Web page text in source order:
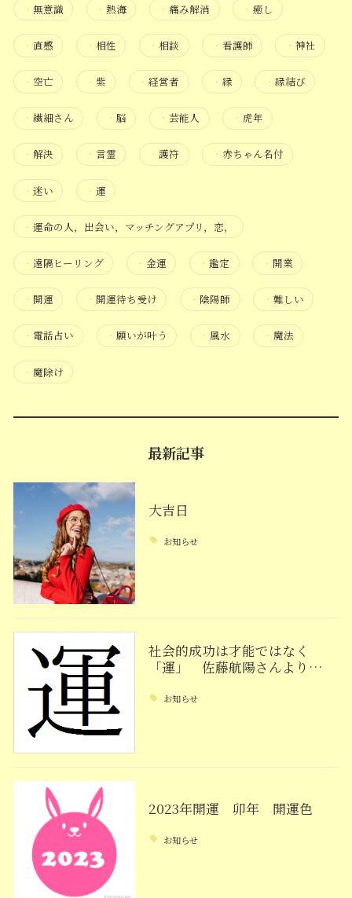
・ 無意識 ・熱海 ・痛み解消 ・ 癒し
・ 直感 ・ 相性 ・ 相談 ・ 看護師 ・ 神社
・ 空亡 ・ 紫 ・経営者 ・ 縁 ・ 縁結び
・ 繊細さん ・脳 ・芸能人 ・ 虎年
・ 解決 ・言霊 ・護符 ・ 赤ちゃん名付
・ 迷い ・運
・ 運命の人，出会い，マッチングアプリ，恋，
・ 遠隔ヒーリング ・ 金運 ・鑑定 ・ 開業
・ 開運 ・ 開運待ち受け ・ 陰陽師 ・ 難しい
・ 電話占い ・願いが叶う ・ 風水 ・ 魔法
・ 魔除け
最新記事
大吉日
お知らせ
社会的成功は才能ではなく
「運」 佐藤航陽さんより…
お知らせ
2023年開運 卯年 開運色
お知らせ